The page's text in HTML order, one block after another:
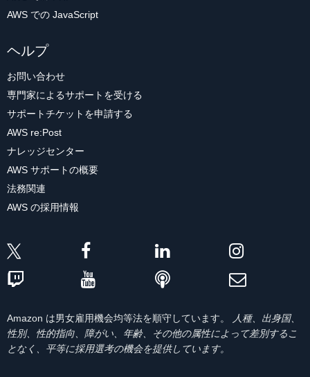
AWS での JavaScript
ヘルプ
お問い合わせ
専門家によるサポートを受ける
サポートチケットを申請する
AWS re:Post
ナレッジセンター
AWS サポートの概要
法務関連
AWS の採用情報
Amazon は男女雇用機会均等法を順守しています。
人種、出身国、
性別、性的指向、障がい、年齢、その他の属性によって差別するこ
となく、平等に採用選考の機会を提供しています。